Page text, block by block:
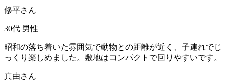
修平さん
30代 男性
昭和の落ち着いた雰囲気で動物との距離が近く、子連れでじ
っくり楽しめました。敷地はコンパクトで回りやすいです。
真由さん